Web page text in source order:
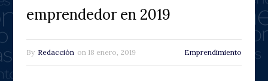
emprendedor en 2019
By Redacción on 18 enero, 2019 Emprendimiento